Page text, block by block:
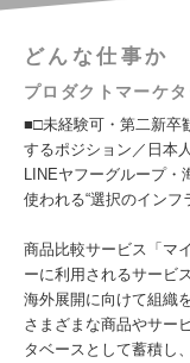
どんな仕事か
プロダクトマーケ
■□未経験可・第二新卒
するポジション／日本
LINEヤフーグループ・
使われる“選択のインフ
商品比較サービス「マ
ーに利用されるサービ
海外展開に向けて組織
さまざまな商品やサー
タベースとして蓄積し